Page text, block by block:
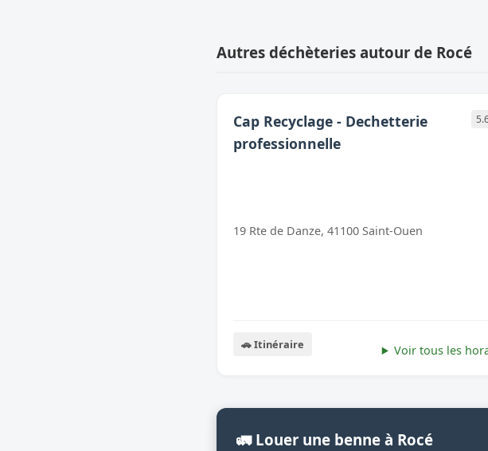
Autres déchèteries autour de Rocé
Cap Recyclage - Dechetterie
professionnelle
19 Rte de Danze, 41100 Saint-Ouen
🚗 Itinéraire Voir tous les
🚛 Louer une benne à Rocé